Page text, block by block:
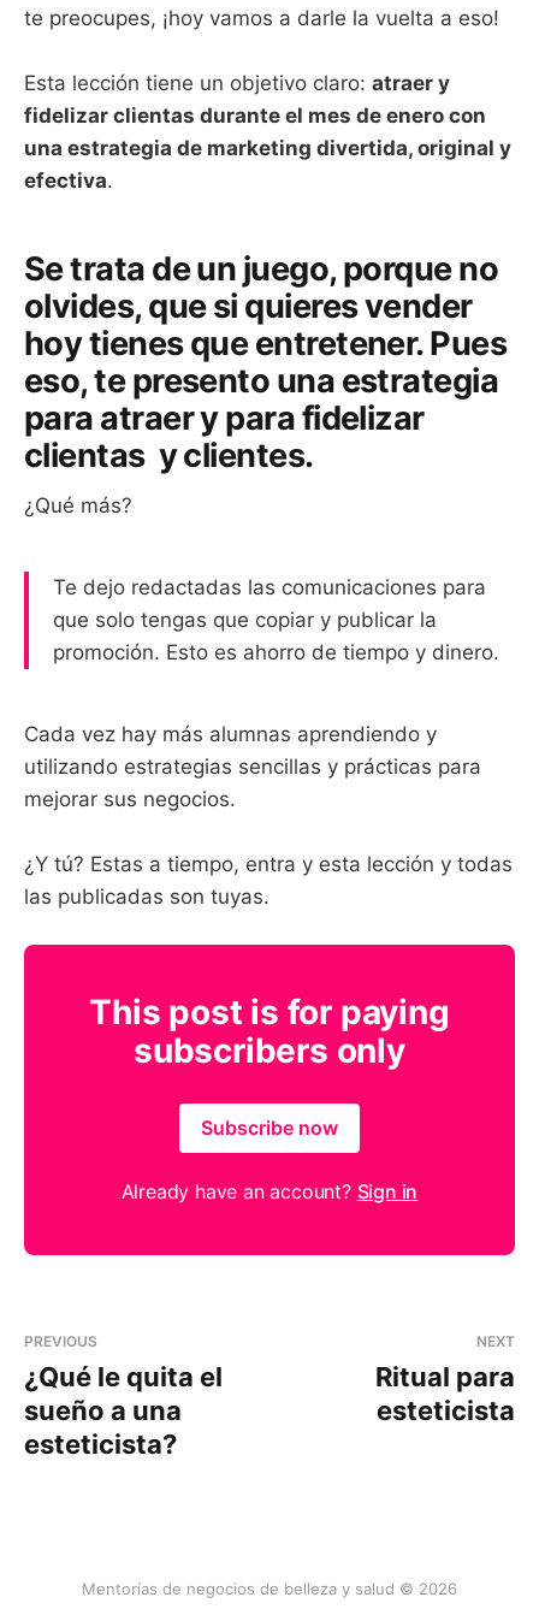
te preocupes, ¡hoy vamos a darle la vuelta a eso!
Esta lección tiene un objetivo claro: atraer y
fidelizar clientas durante el mes de enero con
una estrategia de marketing divertida, original y
efectiva.
Se trata de un juego, porque no
olvides, que si quieres vender
hoy tienes que entretener. Pues
eso, te presento una estrategia
para atraer y para fidelizar
clientas y clientes.
¿Qué más?
Te dejo redactadas las comunicaciones para
que solo tengas que copiar y publicar la
promoción. Esto es ahorro de tiempo y dinero.
Cada vez hay más alumnas aprendiendo y
utilizando estrategias sencillas y prácticas para
mejorar sus negocios.
¿Y tú? Estas a tiempo, entra y esta lección y todas
las publicadas son tuyas.
This post is for paying
subscribers only
Subscribe now
Already have an account? Sign in
PREVIOUS
¿Qué le quita el
sueño a una
esteticista?
NEXT
Ritual para
esteticista
Mentorías de negocios de belleza y salud © 2026